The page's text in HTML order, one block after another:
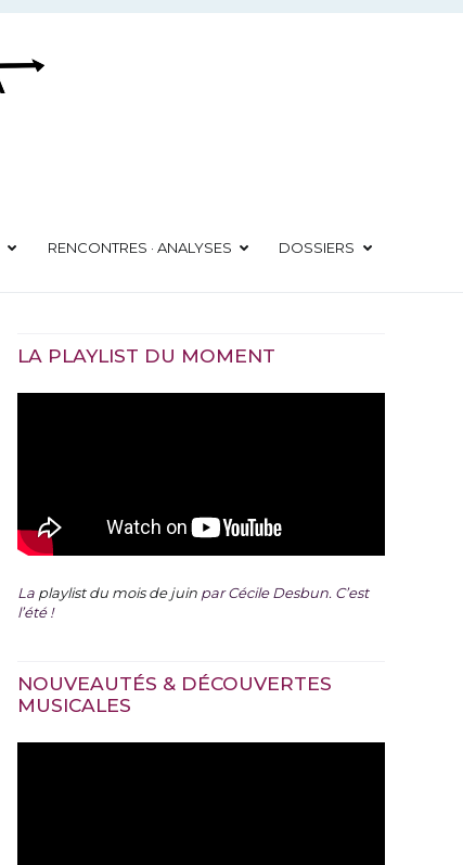
RENCONTRES · ANALYSES DOSSIERS
LA PLAYLIST DU MOMENT
La playlist du mois de juin par Cécile Desbun. C’est
l’été !
NOUVEAUTÉS & DÉCOUVERTES
MUSICALES